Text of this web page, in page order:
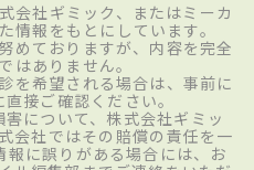
会社ギミック、またはミーカ
情報をもとにしています。
めておりますが、内容を完全
はありません。
を希望される場合は、事前に
接ご確認ください。
について、株式会社ギミッ
会社ではその賠償の責任を一
に誤りがある場合には、お